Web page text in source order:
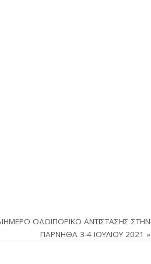
ΟΔΟΙΠΟΡΙΚΟ ΑΝΤΙΣΤΑΣΗΣ ΣΤΗΝ
ΠΑΡΝΗΘΑ 3-4 ΙΟΥΛΙΟΥ 2021 »